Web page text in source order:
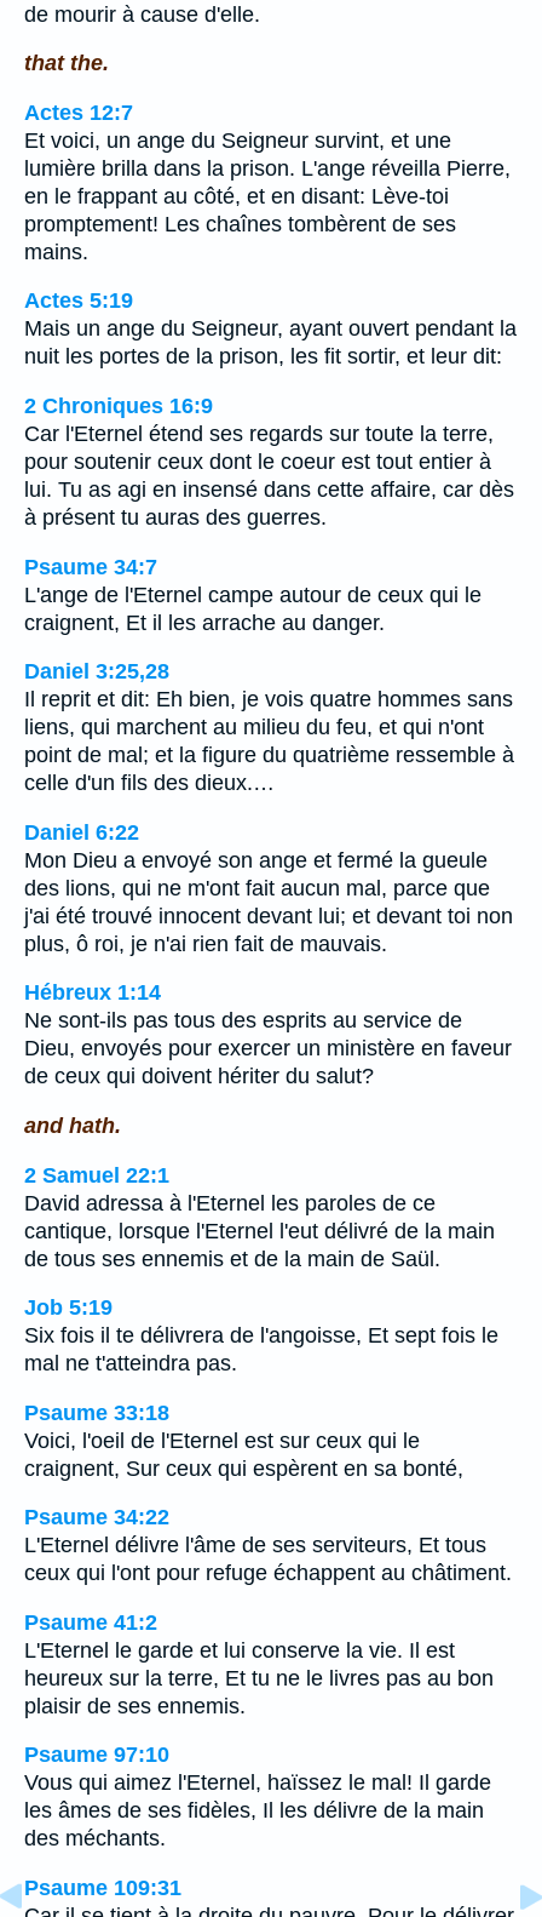
de mourir à cause d'elle.
that the.
Actes 12:7
Et voici, un ange du Seigneur survint, et une
lumière brilla dans la prison. L'ange réveilla Pierre,
en le frappant au côté, et en disant: Lève-toi
promptement! Les chaînes tombèrent de ses
mains.
Actes 5:19
Mais un ange du Seigneur, ayant ouvert pendant la
nuit les portes de la prison, les fit sortir, et leur dit:
2 Chroniques 16:9
Car l'Eternel étend ses regards sur toute la terre,
pour soutenir ceux dont le coeur est tout entier à
lui. Tu as agi en insensé dans cette affaire, car dès
à présent tu auras des guerres.
Psaume 34:7
L'ange de l'Eternel campe autour de ceux qui le
craignent, Et il les arrache au danger.
Daniel 3:25,28
Il reprit et dit: Eh bien, je vois quatre hommes sans
liens, qui marchent au milieu du feu, et qui n'ont
point de mal; et la figure du quatrième ressemble à
celle d'un fils des dieux.…
Daniel 6:22
Mon Dieu a envoyé son ange et fermé la gueule
des lions, qui ne m'ont fait aucun mal, parce que
j'ai été trouvé innocent devant lui; et devant toi non
plus, ô roi, je n'ai rien fait de mauvais.
Hébreux 1:14
Ne sont-ils pas tous des esprits au service de
Dieu, envoyés pour exercer un ministère en faveur
de ceux qui doivent hériter du salut?
and hath.
2 Samuel 22:1
David adressa à l'Eternel les paroles de ce
cantique, lorsque l'Eternel l'eut délivré de la main
de tous ses ennemis et de la main de Saül.
Job 5:19
Six fois il te délivrera de l'angoisse, Et sept fois le
mal ne t'atteindra pas.
Psaume 33:18
Voici, l'oeil de l'Eternel est sur ceux qui le
craignent, Sur ceux qui espèrent en sa bonté,
Psaume 34:22
L'Eternel délivre l'âme de ses serviteurs, Et tous
ceux qui l'ont pour refuge échappent au châtiment.
Psaume 41:2
L'Eternel le garde et lui conserve la vie. Il est
heureux sur la terre, Et tu ne le livres pas au bon
plaisir de ses ennemis.
Psaume 97:10
Vous qui aimez l'Eternel, haïssez le mal! Il garde
les âmes de ses fidèles, Il les délivre de la main
des méchants.
Psaume 109:31